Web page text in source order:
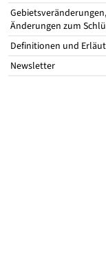
Gebietsveränderungen,
Änderungen zum
Definitionen und
Newsletter